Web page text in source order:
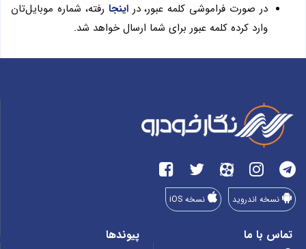
در صورت فراموشی کلمه عبور، دراینجا رفته، شماره موبایل‌تان
وارد کرده کلمه عبور برای شما ارسال خواهد شد.
نسخه اندروید نسخه iOS
تماس با ما پیوندها